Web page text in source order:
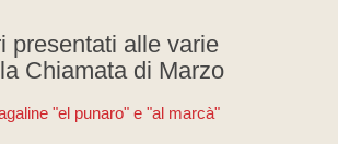
presentati alle varie
Chiamata di Marzo
"el punaro" e "al marcà"